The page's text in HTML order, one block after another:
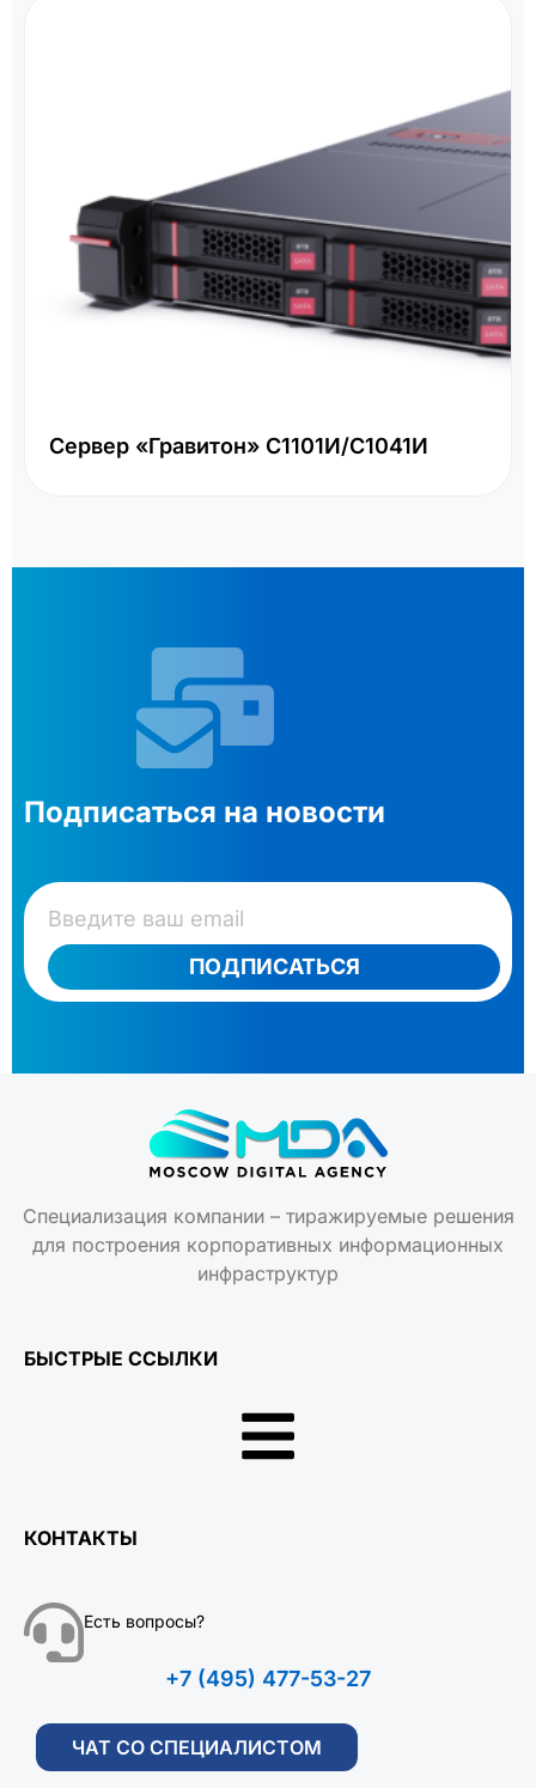
Сервер «Гравитон» С1101И/С1041И
Подписаться на новости
ПОДПИСАТЬСЯ
Специализация компании – тиражируемые решения
для построения корпоративных информационных
инфраструктур
БЫСТРЫЕ ССЫЛКИ
КОНТАКТЫ
Есть вопросы?
+7 (495) 477-53-27
ЧАТ СО СПЕЦИАЛИСТОМ